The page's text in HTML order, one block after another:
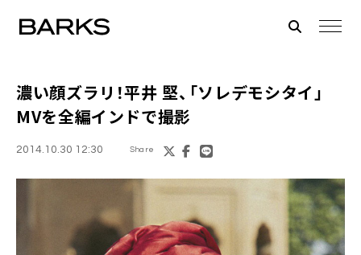
濃い顔ズラリ！平井 堅、「ソレデモシタイ」
MVを全編インドで撮影
2014.10.30 12:30 Share